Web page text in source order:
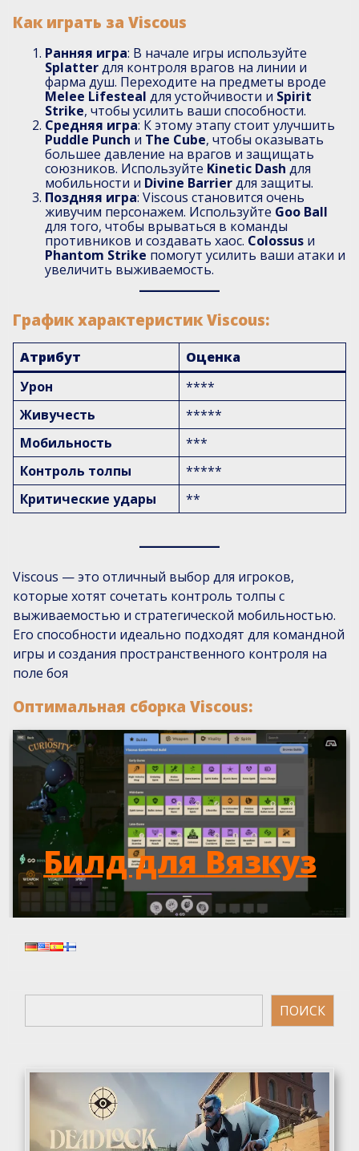
Как играть за Viscous
Ранняя игра: В начале игры используйте
Splatterдля контроля врагов на линии и
фарма душ. Переходите на предметы вроде
Melee Lifesteal для устойчивости и Spirit
Strike, чтобы усилить ваши способности.
Средняя игра: К этому этапу стоит улучшить
Puddle Punch и The Cube, чтобы оказывать
большее давление на врагов и защищать
союзников. Используйте Kinetic Dash для
мобильности и Divine Barrierдля защиты.
Поздняя игра: Viscous становится очень
живучим персонажем. Используйте Goo Ball
для того, чтобы врываться в команды
противников и создавать хаос. Colossus и
Phantom Strike помогут усилить ваши атаки и
увеличить выживаемость.
График характеристик Viscous:
Атрибут
Оценка
Урон
****
Живучесть
*****
Мобильность
***
Контроль толпы
*****
Критические удары
**
Viscous — это отличный выбор для игроков,
которые хотят сочетать контроль толпы с
выживаемостью и стратегической мобильностью.
Его способности идеально подходят для командной
игры и создания пространственного контроля на
поле боя
Оптимальная сборка Viscous:
Билд дляВязкуз
Поиск
ПОИСК